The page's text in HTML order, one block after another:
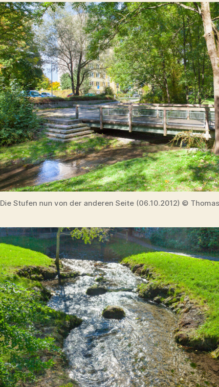
Die Stufen nun von der anderen Seite (06.10.2012) ©